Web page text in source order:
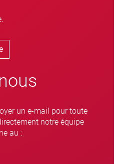
un e-mail pour toute
notre équipe
au :